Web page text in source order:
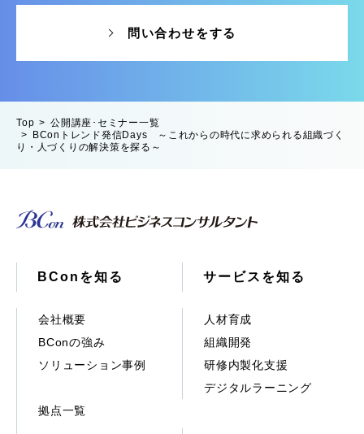
問い合わせをする
Top
公開講座･セミナー一覧
BConトレンド発信Days ～これからの時代に求められる組織づく
り・人づくりの解決策を探る～
BConを知る
会社概要
BConの強み
ソリューション事例
拠点一覧
サービスを知る
人材育成
組織開発
研修内製化支援
デジタルラーニング